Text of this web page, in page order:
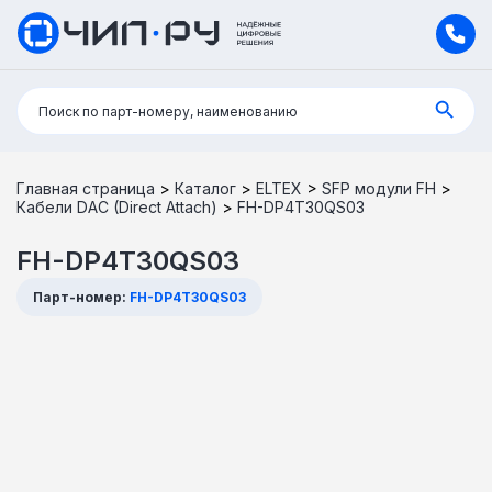
Поиск:
Поиск по парт-номеру, наименованию
Главная страница > Каталог > ELTEX > SFP модули FH >
Кабели DAC (Direct Attach) > FH-DP4T30QS03
FH-DP4T30QS03
Парт-номер: FH-DP4T30QS03